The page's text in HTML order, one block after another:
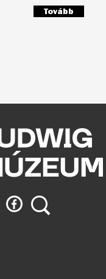
Tovább
Ludwig
Múzeum
Keresés